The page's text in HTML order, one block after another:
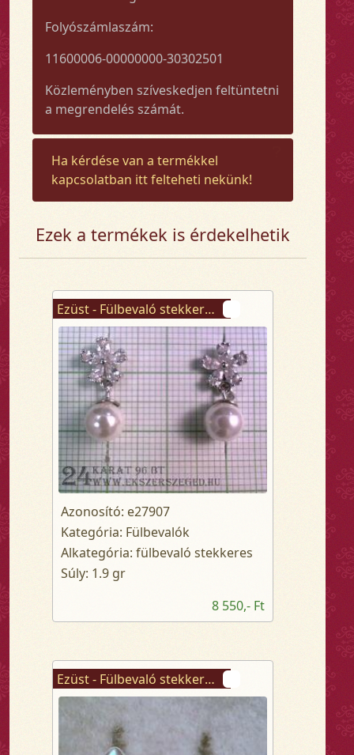
Folyószámlaszám:
11600006-00000000-30302501
Közleményben szíveskedjen feltüntetni
a megrendelés számát.
Ha kérdése van a termékkel
kapcsolatban itt felteheti nekünk!
Ezek a termékek is érdekelhetik
Ezüst - Fülbevaló stekkeres
Azonosító: e27907
Kategória: Fülbevalók
Alkategória: fülbevaló stekkeres
Súly: 1.9 gr
8 550,- Ft
Ezüst - Fülbevaló stekkeres